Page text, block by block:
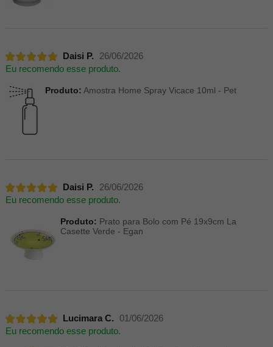
Daisi P.
26/06/2026
Eu recomendo esse produto.
Produto: Amostra Home Spray Vicace 10ml - Pet
Daisi P.
26/06/2026
Eu recomendo esse produto.
Produto: Prato para Bolo com Pé 19x9cm La
Casette Verde - Egan
Lucimara C.
01/06/2026
Eu recomendo esse produto.